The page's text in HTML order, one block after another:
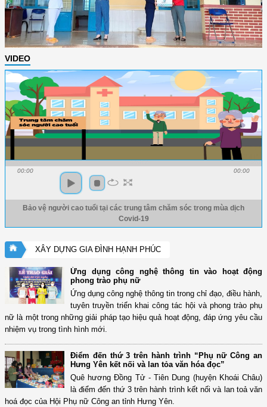
VIDEO
00:00 00:00
Bảo vệ người cao tuổi tại các trung tâm chăm sóc trong mùa dịch
Covid-19
XÂY DỰNG GIA ĐÌNH HẠNH PHÚC
Ứng dụng công nghệ thông tin vào hoạt động
phong trào phụ nữ
Ứng dụng công nghệ thông tin trong chỉ đạo, điều hành,
tuyên truyền triển khai công tác hội và phong trào phụ
nữ là một trong những giải pháp tạo hiệu quả hoạt động, đáp ứng yêu cầu
nhiệm vụ trong tình hình mới.
Điểm đến thứ 3 trên hành trình “Phụ nữ Công an
Hưng Yên kết nối và lan tỏa văn hóa đọc”
Quê hương Đồng Tử - Tiên Dung (huyện Khoái Châu)
là điểm đến thứ 3 trên hành trình kết nối và lan toả văn
hoá đọc của Hội Phụ nữ Công an tỉnh Hưng Yên.